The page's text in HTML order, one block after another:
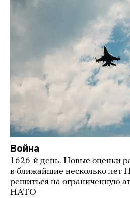
Война
1626-й день. Новые оценки
в ближайшие несколько лет
решиться на ограниченную
НАТО